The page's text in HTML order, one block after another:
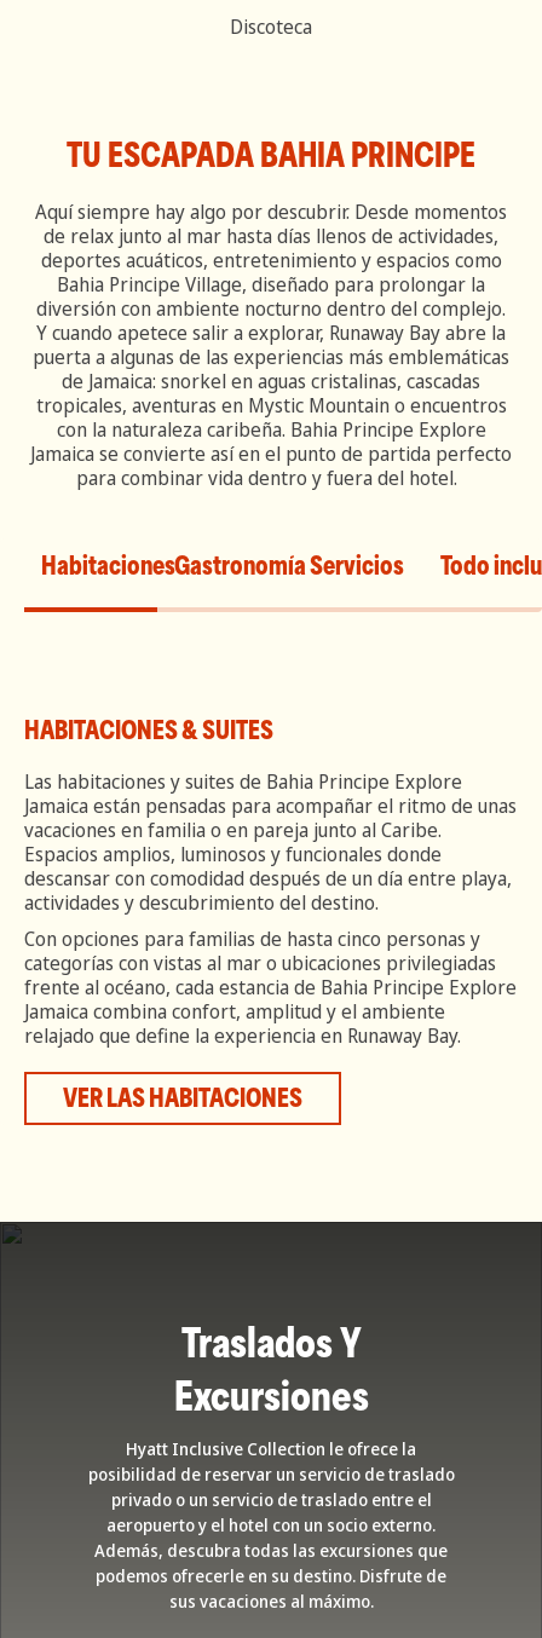
Discoteca
TU ESCAPADA BAHIA PRINCIPE
Aquí siempre hay algo por descubrir. Desde momentos
de relax junto al mar hasta días llenos de actividades,
deportes acuáticos, entretenimiento y espacios como
Bahia Principe Village, diseñado para prolongar la
diversión con ambiente nocturno dentro del complejo.
Y cuando apetece salir a explorar, Runaway Bay abre la
puerta a algunas de las experiencias más emblemáticas
de Jamaica: snorkel en aguas cristalinas, cascadas
tropicales, aventuras en Mystic Mountain o encuentros
con la naturaleza caribeña. Bahia Principe Explore
Jamaica se convierte así en el punto de partida perfecto
para combinar vida dentro y fuera del hotel.
HabitacionesGastronomíaServicios Todo
HABITACIONES & SUITES
Las habitaciones y suites de Bahia Principe Explore
Jamaica están pensadas para acompañar el ritmo de unas
vacaciones en familia o en pareja junto al Caribe.
Espacios amplios, luminosos y funcionales donde
descansar con comodidad después de un día entre playa,
actividades y descubrimiento del destino.
Con opciones para familias de hasta cinco personas y
categorías con vistas al mar o ubicaciones privilegiadas
frente al océano, cada estancia de Bahia Principe Explore
Jamaica combina confort, amplitud y el ambiente
relajado que define la experiencia en Runaway Bay.
VER LAS HABITACIONES
Traslados Y
Excursiones
Hyatt Inclusive Collection le ofrece la
posibilidad de reservar un servicio de traslado
privado o un servicio de traslado entre el
aeropuerto y el hotel con un socio externo.
Además, descubra todas las excursiones que
podemos ofrecerle en su destino. Disfrute de
sus vacaciones al máximo.